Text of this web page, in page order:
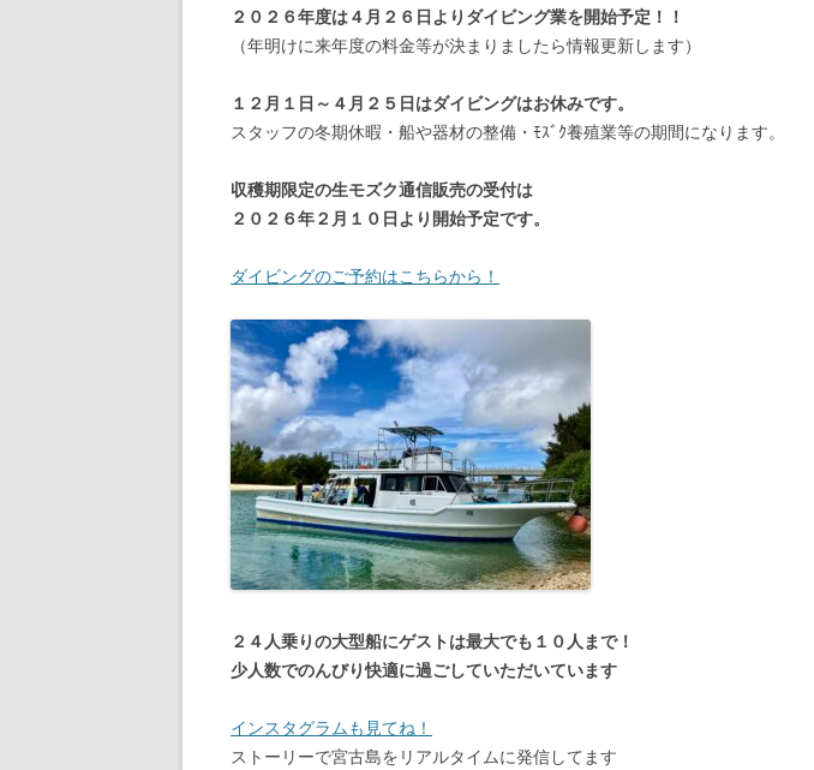
２０２６年度は４月２６日よりダイビング業を開始予定！！
（年明けに来年度の料金等が決まりましたら情報更新します）
１２月１日～４月２５日はダイビングはお休みです。
スタッフの冬期休暇・船や器材の整備・ﾓｽﾞｸ養殖業等の期間になります。
収穫期限定の生モズク通信販売の受付は
２０２６年２月１０日より開始予定です。
ダイビングのご予約はこちらから！
２４人乗りの大型船にゲストは最大でも１０人まで！
少人数でのんびり快適に過ごしていただいています
インスタグラムも見てね！
ストーリーで宮古島をリアルタイムに発信してます